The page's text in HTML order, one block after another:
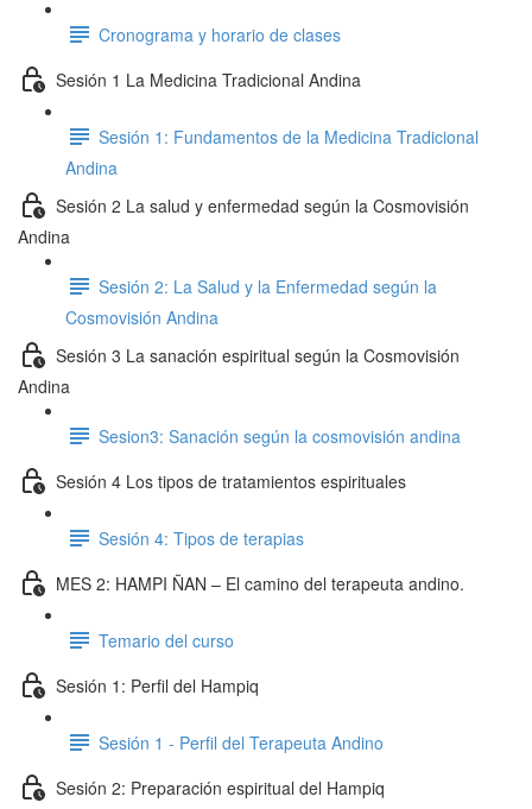
Cronograma y horario de clases
Sesión 1 La Medicina Tradicional Andina
Sesión 1: Fundamentos de la Medicina Tradicional
Andina
Sesión 2 La salud y enfermedad según la Cosmovisión
Andina
Sesión 2: La Salud y la Enfermedad según la
Cosmovisión Andina
Sesión 3 La sanación espiritual según la Cosmovisión
Andina
Sesion3: Sanación según la cosmovisión andina
Sesión 4 Los tipos de tratamientos espirituales
Sesión 4: Tipos de terapias
MES 2: HAMPI ÑAN – El camino del terapeuta andino.
Temario del curso
Sesión 1: Perfil del Hampiq
Sesión 1 - Perfil del Terapeuta Andino
Sesión 2: Preparación espiritual del Hampiq